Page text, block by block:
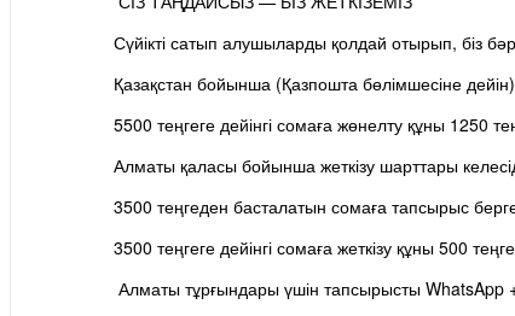
Сүйікті сатып алушыларды қолдай отырып, біз
Қазақстан бойынша (Қазпошта бөлімшесіне
5500 теңгеге дейінгі сомаға жөнелту құны 1250
Алматы қаласы бойынша жеткізу шарттары
3500 теңгеден басталатын сомаға тапсырыс
3500 теңгеге дейінгі сомаға жеткізу құны 500
Алматы тұрғындары үшін тапсырысты